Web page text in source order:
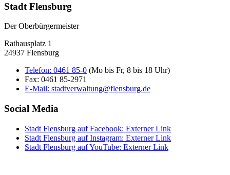
Stadt Flensburg
Der Oberbürgermeister
Rathausplatz 1
24937 Flensburg
Telefon: 0461 85-0 (Mo bis Fr, 8 bis 18 Uhr)
Fax: 0461 85-2971
E-Mail: stadtverwaltung@flensburg.de
Social Media
Stadt Flensburg auf Facebook: Externer Link
Stadt Flensburg auf Instagram: Externer Link
Stadt Flensburg auf YouTube: Externer Link